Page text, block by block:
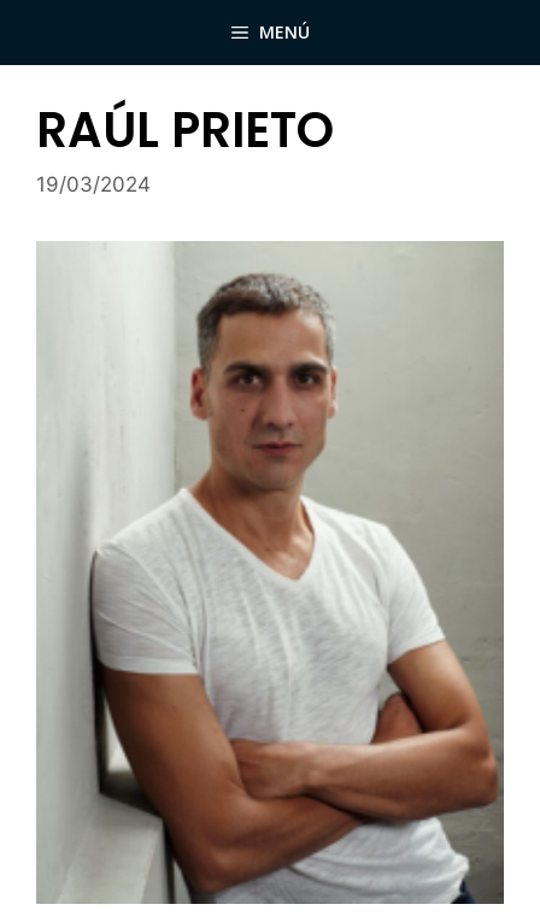
MENÚ
RAÚL PRIETO
19/03/2024